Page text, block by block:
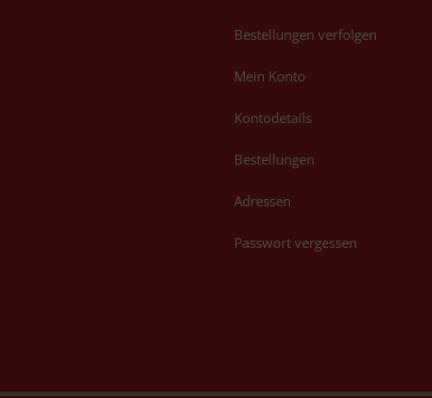
Bestellungen verfolgen
Mein Konto
Kontodetails
Bestellungen
Adressen
Passwort vergessen